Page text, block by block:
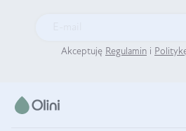
Akceptuję Regulamin i